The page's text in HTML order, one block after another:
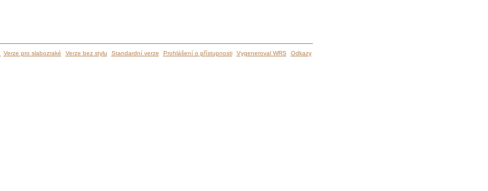
Verze pro slabozraké Verze bez stylu Standardní verze Prohlášení o přístupnosti Vygeneroval WRS Odkazy